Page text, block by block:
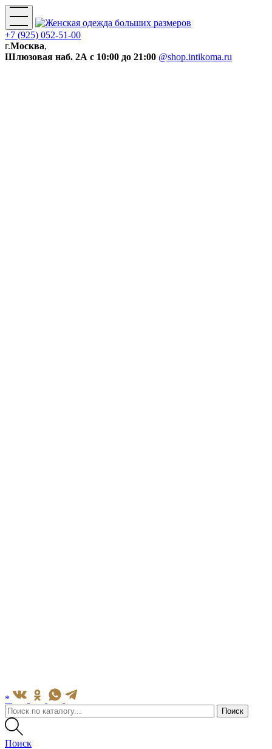
+7 (925) 052-51-00
г.Москва,
Шлюзовая наб. 2А с 10:00 до 21:00 @shop.intikoma.ru
*
Поиск